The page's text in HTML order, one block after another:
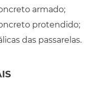
armado;
protendido;
das passarelas.